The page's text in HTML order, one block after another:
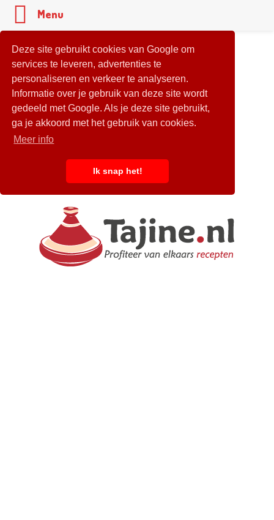
Deze site gebruikt cookies van Google om
services te leveren, advertenties te
personaliseren en verkeer te analyseren.
Informatie over je gebruik van deze site wordt
gedeeld met Google. Als je deze site gebruikt,
ga je akkoord met het gebruik van cookies.
Meer info
Ik snap het!
Menu